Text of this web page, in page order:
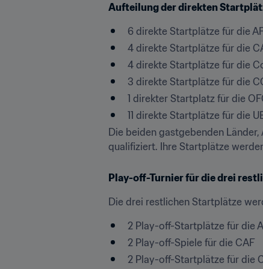
Aufteilung der direkten
6 direkte Startplätze für die
4 direkte Startplätze für die
4 direkte Startplätze für die
3 direkte Startplätze für die
1 direkter Startplatz für die
11 direkte Startplätze für die
Die beiden gastgebenden
qualifiziert. Ihre Startplätze
Play-off-Turnier für die drei
Die drei restlichen Startplätze
2 Play-off-Startplätze für die
2 Play-off-Spiele für die CAF
2 Play-off-Startplätze für die